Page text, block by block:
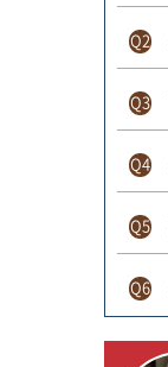
Q2
Q3
Q4
Q5
Q6